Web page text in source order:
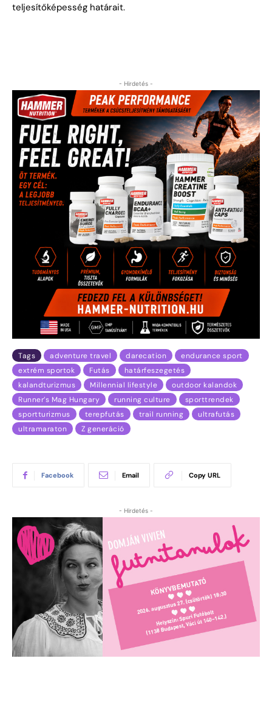
teljesítőképesség határait.
- Hirdetés -
Tags adventure travel darecation
endurance sport
extrém sportok
Futás
határfeszegetés
kalandturizmus
Millennial lifestyle
outdoor kalandok
Runner’s Mag Hungary
running culture
sporttrendek
sportturizmus
terepfutás trail running
ultrafutás
ultramaraton
Z generáció
Facebook Email Copy URL
- Hirdetés -